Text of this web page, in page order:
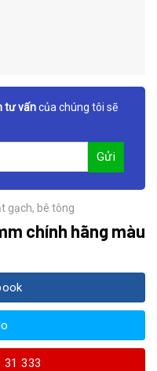
tư vấncủa chúng tôi sẽ
gạch, bê tông
chính hãng màu
31 333